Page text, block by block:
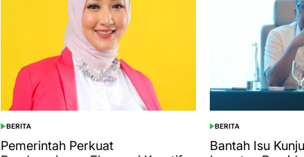
POSTED
IN
BERITA
Pemerintah Perkuat
POSTED
IN
BERITA
Bantah Isu